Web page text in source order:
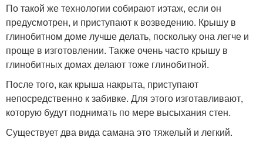
По такой же технологии собирают иэтаж, если он
предусмотрен, и приступают к возведению. Крышу в
глинобитном доме лучше делать, поскольку она легче и
проще в изготовлении. Также очень часто крышу в
глинобитных домах делают тоже глинобитной.
После того, как крыша накрыта, приступают
непосредственно к забивке. Для этого изготавливают,
которую будут поднимать по мере высыхания стен.
Существует два вида самана это тяжелый и легкий.